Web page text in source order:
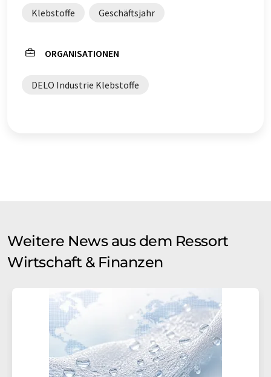
Klebstoffe Geschäftsjahr
ORGANISATIONEN
DELO Industrie Klebstoffe
Weitere News aus dem Ressort
Wirtschaft & Finanzen